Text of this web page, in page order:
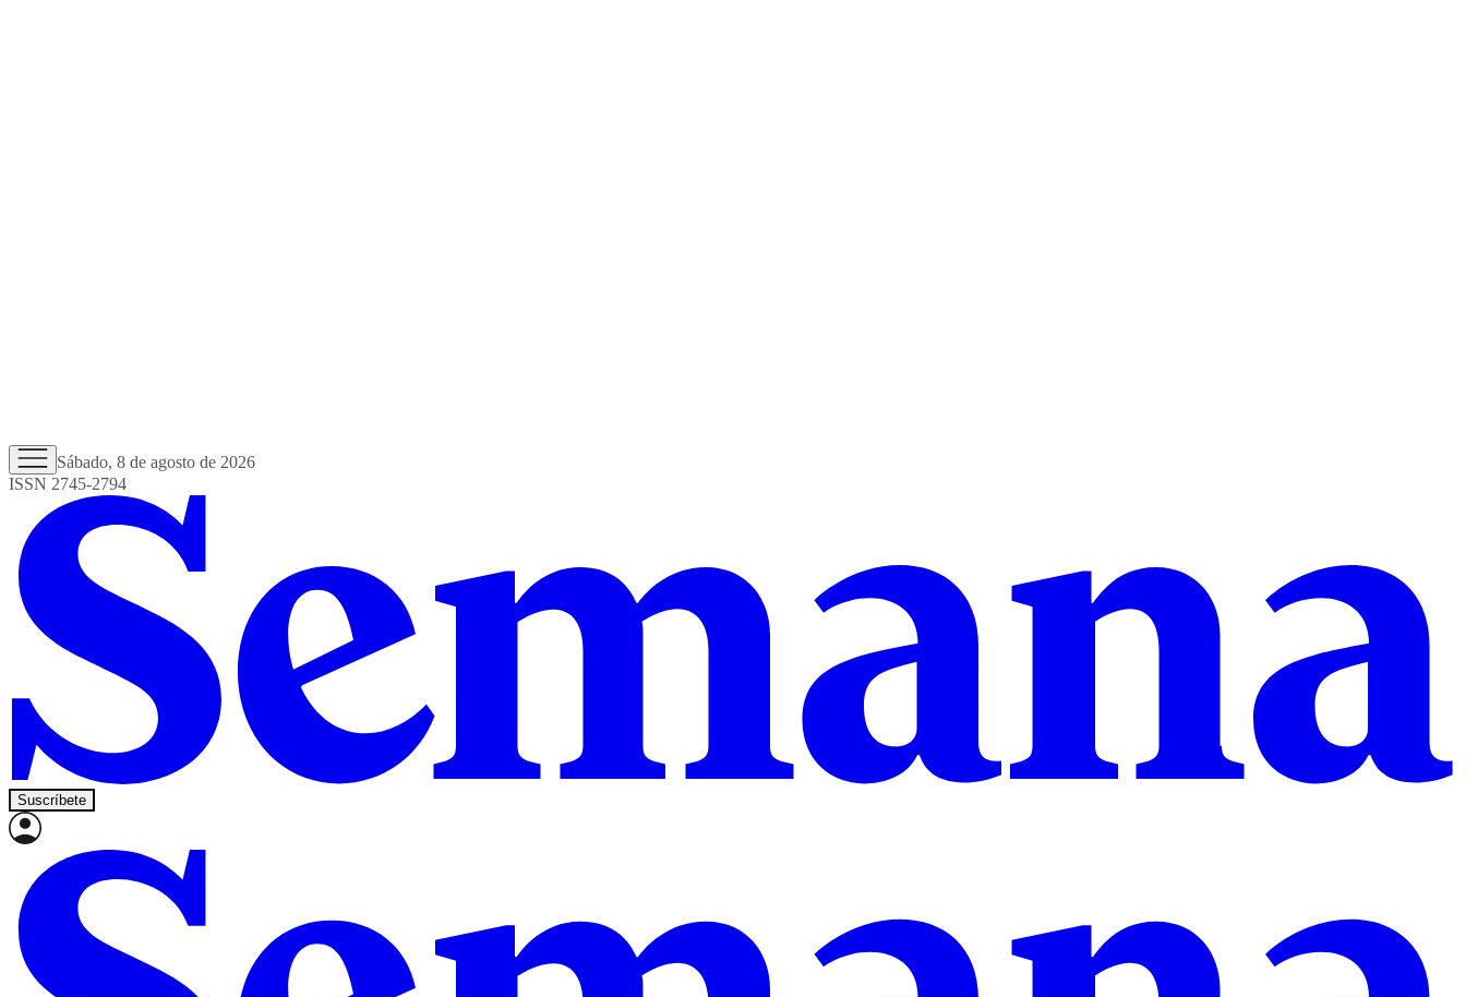
Sábado, 8 de agosto de 2026
ISSN 2745-2794
Suscríbete